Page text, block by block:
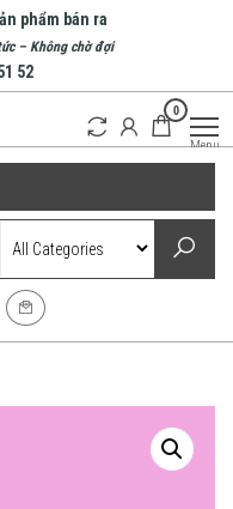
phẩm bán ra
– Không chờ đợi
52
0
Menu